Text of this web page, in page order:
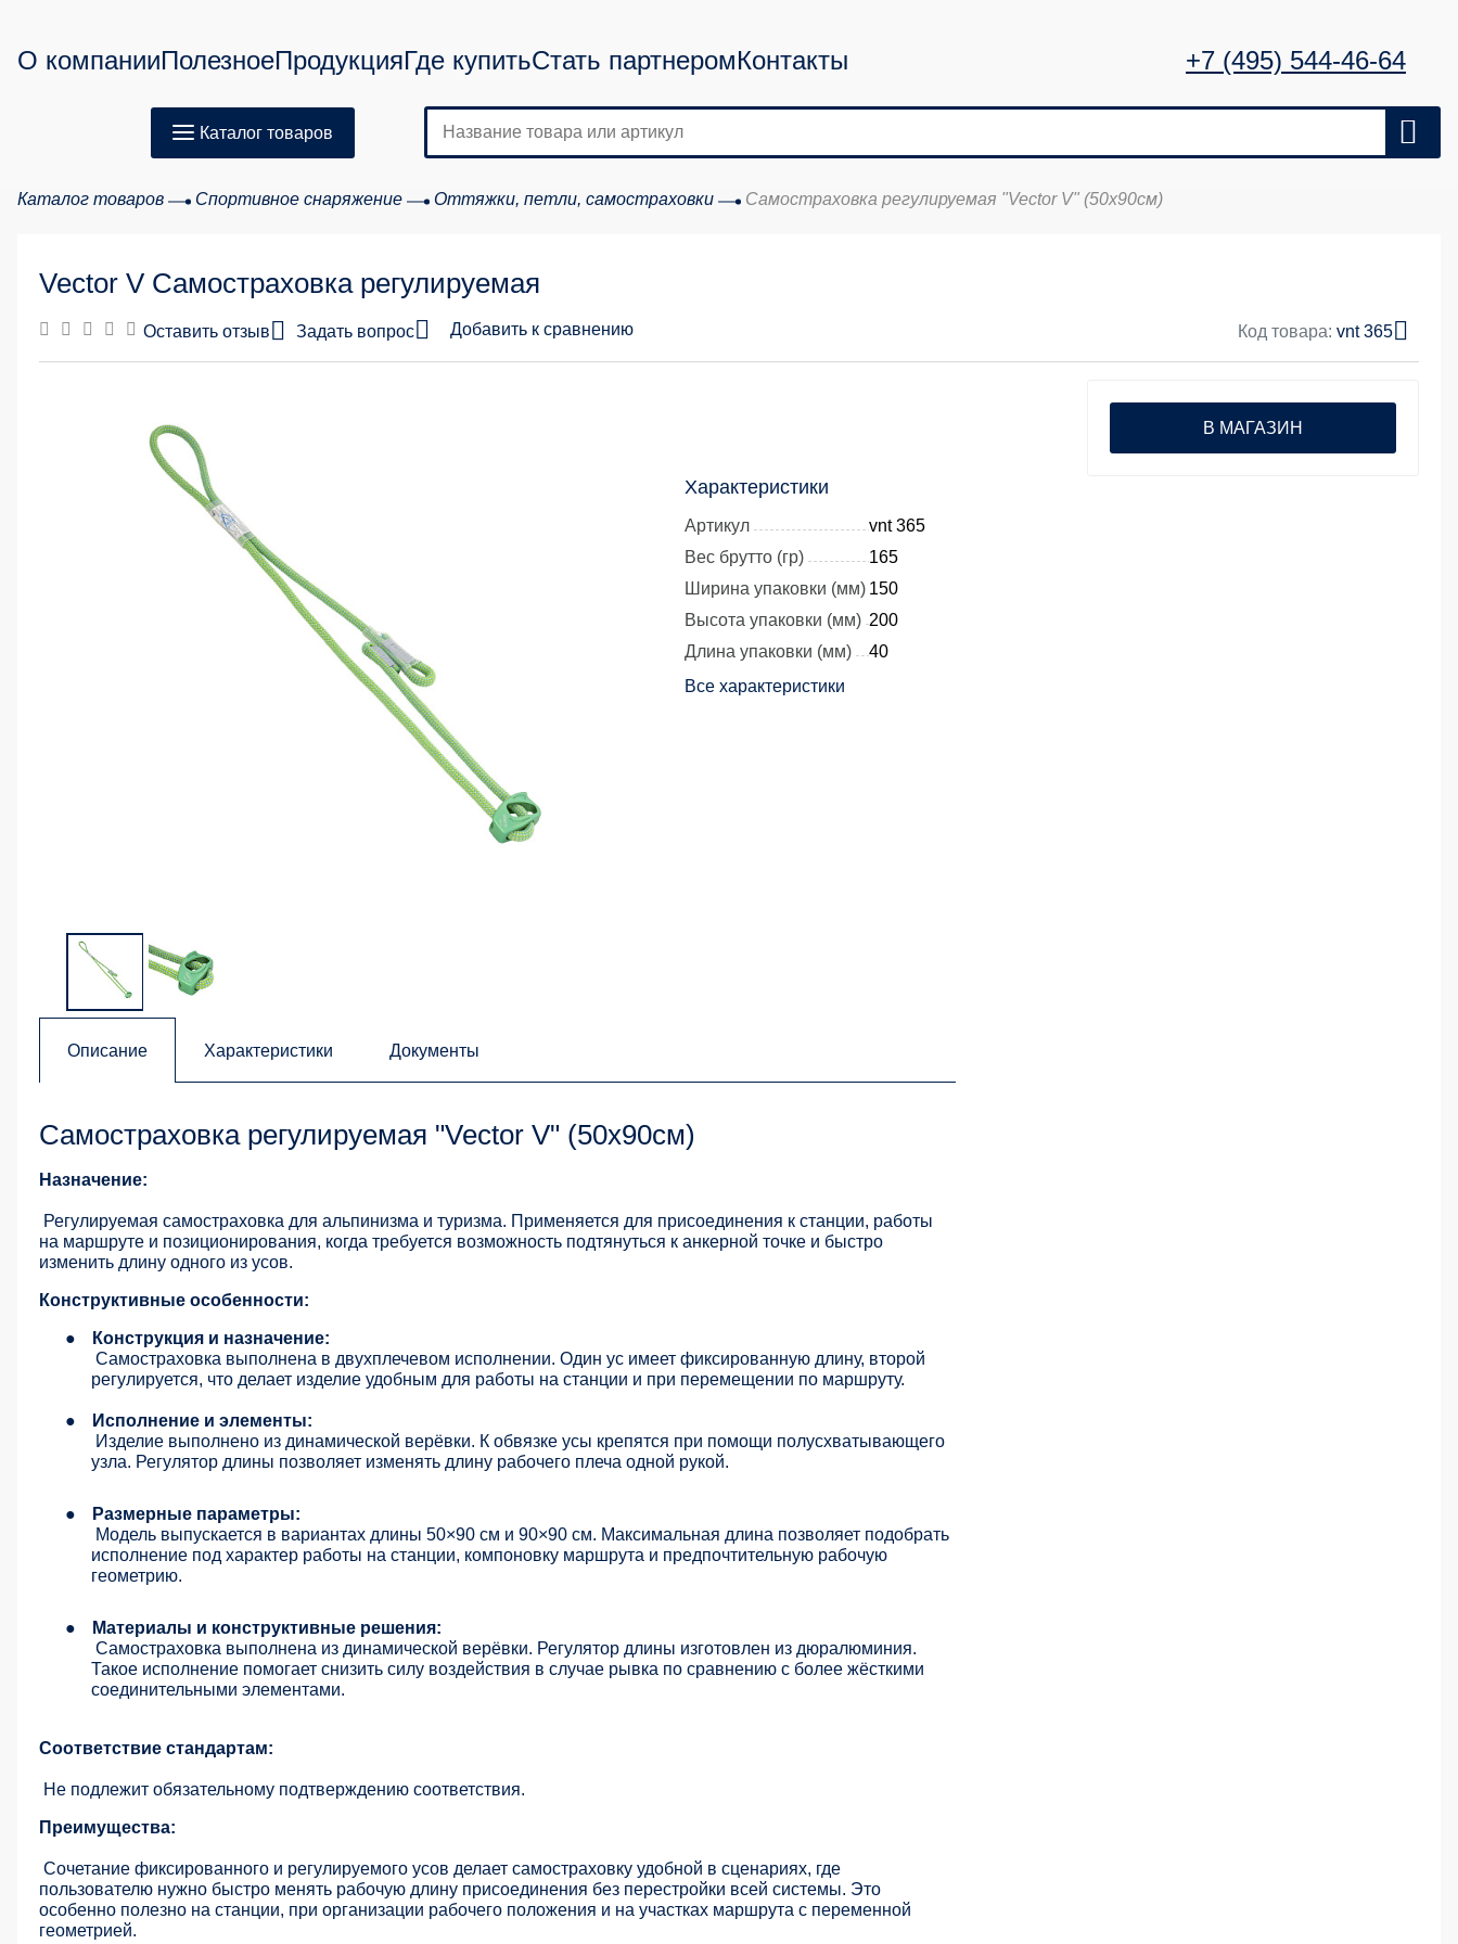
О компанииПолезноеПродукцияГде купитьСтать партнеромКонтакты +7 (495) 544-46-64
Каталог товаров
Каталог товаров Спортивное снаряжение Оттяжки, петли, самостраховки Самостраховка регулируемая "Vector V" (50х90см)
Vector V Самостраховка регулируемая
Оставить отзыв Задать вопрос Добавить к сравнению Код товара: vnt 365
Характеристики
Артикул
vnt 365
Вес брутто (гр)
165
Ширина упаковки (мм) 150
Высота упаковки (мм) 200
Длина упаковки (мм)
40
Все характеристики
В МАГАЗИН
Описание Характеристики Документы
Самостраховка регулируемая "Vector V" (50х90см)
Назначение:
Регулируемая самостраховка для альпинизма и туризма. Применяется для присоединения к станции, работы
на маршруте и позиционирования, когда требуется возможность подтянуться к анкерной точке и быстро
изменить длину одного из усов.
Конструктивные особенности:
●
Конструкция и назначение:
Самостраховка выполнена в двухплечевом исполнении. Один ус имеет фиксированную длину, второй
регулируется, что делает изделие удобным для работы на станции и при перемещении по маршруту.
●
Исполнение и элементы:
Изделие выполнено из динамической верёвки. К обвязке усы крепятся при помощи полусхватывающего
узла. Регулятор длины позволяет изменять длину рабочего плеча одной рукой.
●
Размерные параметры:
Модель выпускается в вариантах длины 50×90 см и 90×90 см. Максимальная длина позволяет подобрать
исполнение под характер работы на станции, компоновку маршрута и предпочтительную рабочую
геометрию.
●
Материалы и конструктивные решения:
Самостраховка выполнена из динамической верёвки. Регулятор длины изготовлен из дюралюминия.
Такое исполнение помогает снизить силу воздействия в случае рывка по сравнению с более жёсткими
соединительными элементами.
Соответствие стандартам:
Не подлежит обязательному подтверждению соответствия.
Преимущества:
Сочетание фиксированного и регулируемого усов делает самостраховку удобной в сценариях, где
пользователю нужно быстро менять рабочую длину присоединения без перестройки всей системы. Это
особенно полезно на станции, при организации рабочего положения и на участках маршрута с переменной
геометрией.